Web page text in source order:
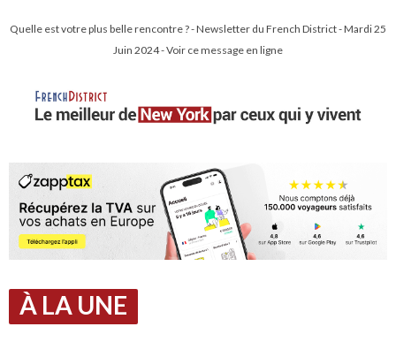
Quelle est votre plus belle rencontre ? - Newsletter du French District - Mardi 25
Juin 2024 - Voir ce message en ligne
À LA UNE